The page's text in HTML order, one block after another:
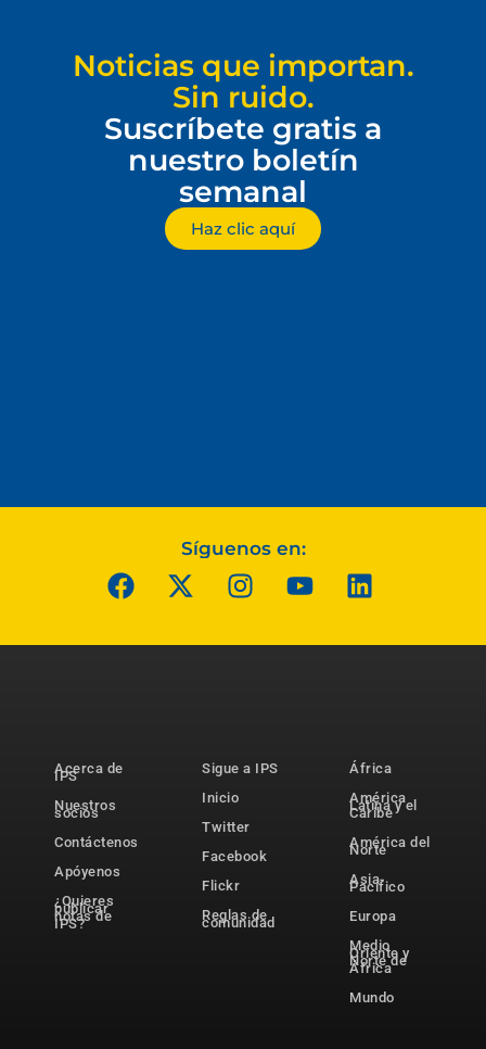
Noticias que importan.
Sin ruido.
Suscríbete gratis a
nuestro boletín
semanal
Haz clic aquí
Síguenos en:
Acerca de
IPS
Nuestros
socios
Contáctenos
Apóyenos
¿Quieres
publicar
notas de
IPS?
Sigue a IPS
Inicio
Twitter
Facebook
Flickr
Reglas de
comunidad
África
América
Latina y el
Caribe
América del
Norte
Asia-
Pacífico
Europa
Medio
Oriente y
Norte de
África
Mundo